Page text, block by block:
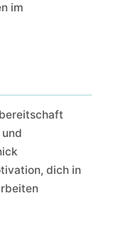
im
dich in